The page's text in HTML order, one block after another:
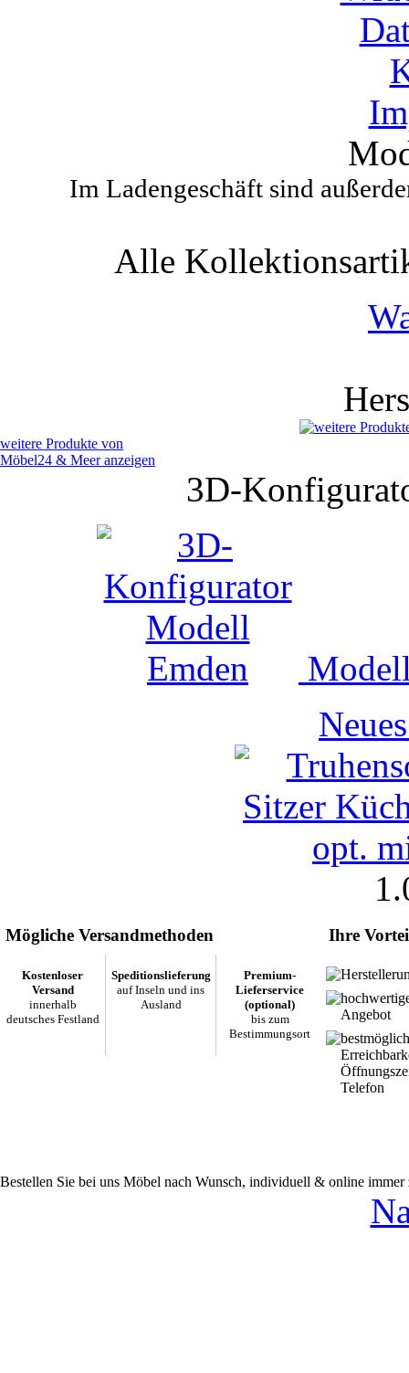
Im Ladengeschäft sind
Alle
weitere Produkte von
Möbel24 & Meer anzeigen
3D-
Mögliche Versandmethoden
Kostenloser
Versand
innerhalb
deutsches Festland
Speditionslieferung
auf Inseln und ins
Ausland
Premium-
Lieferservice
(optional)
bis zum
Bestimmungsort
Ihre
Angebot
Telefon
Bestellen Sie bei uns Möbel nach Wunsch, individuell & online immer